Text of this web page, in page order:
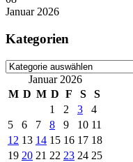
Januar 2026
Kategorien
Kategorien
Januar 2026
M D M D F S
S
1
2 3
4
5
6 7 8 9 10 11
12 13 14 15 16 17 18
19 20 21 22 23 24 25